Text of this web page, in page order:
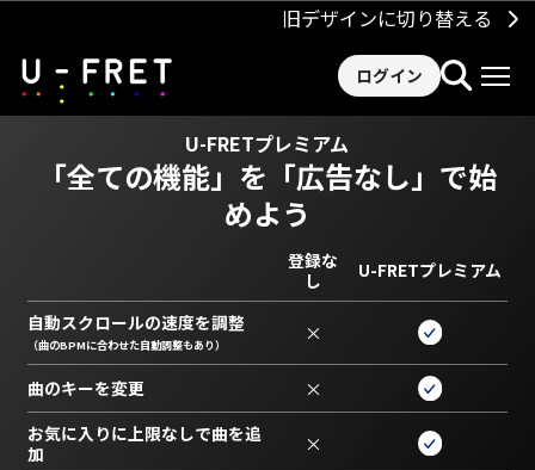
旧デザインに切り替える
ログイン
U-FRETプレミアム
「全ての機能」を 「広告なし」で始
めよう
登録な
し
U-FRETプレミアム
自動スクロールの速度を調整
（曲のBPMに合わせた自動調整もあり） ×
曲のキーを変更 ×
お気に入りに上限なしで曲を追
加
×